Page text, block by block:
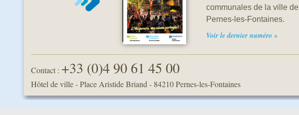
communales de la ville de
Pernes-les-Fontaines.
Voir le dernier numéro »
Contact : +33 (0)4 90 61 45 00
Hôtel de ville - Place Aristide Briand - 84210 Pernes-les-Fontaines